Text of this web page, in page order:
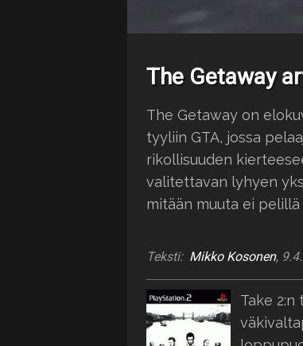
The Getaway
The Getaway on
tyyliin GTA, jossa
rikollisuuden
valitettavan lyhyen
mitään muuta ei
Teksti: Mikko Kosonen,
Take